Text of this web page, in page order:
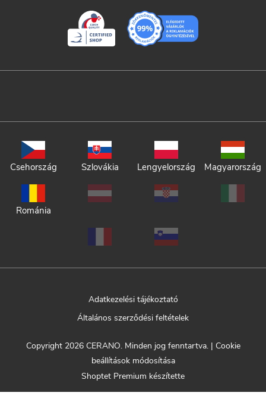
Csehország Szlovákia Lengyelország Magyarország
Románia
Adatkezelési tájékoztató
Általános szerződési feltételek
Shoptet Premium készítette
Copyright 2026 CERANO. Minden jog fenntartva. | Cookie
beállítások módosítása